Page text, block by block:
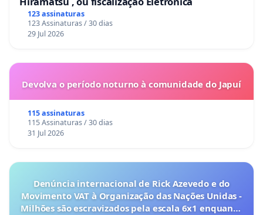
123 assinaturas
123 Assinaturas / 30 dias
29 Jul 2026
Devolva o período noturno à comunidade do Japuí
115 assinaturas
115 Assinaturas / 30 dias
31 Jul 2026
Denúncia internacional de Rick Azevedo e do
Movimento VAT à Organização das Nações Unidas -
Milhões são escravizados pela escala 6x1 enquanto